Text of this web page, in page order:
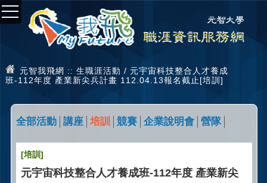
元智我飛網 :: 生職涯活動 / 元宇宙科技整合人才養成
班-112年度 產業新尖兵計畫 112.04.13報名截止[培訓]
全部活動 講座 培訓 競賽 企業說明會 營隊
[培訓]
元宇宙科技整合人才養成班-112年度 產業新尖